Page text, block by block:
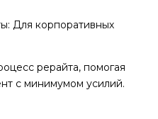
Для корпоративных
рерайта, помогая
с минимумом усилий.